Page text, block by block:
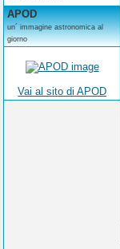
APOD
un´ immagine astronomica al
giorno
Vai al sito di APOD